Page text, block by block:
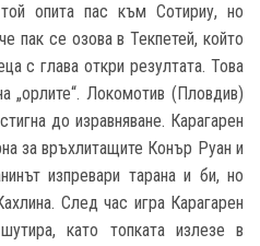
опита пас към Сотириу, но
пак се озова в Текпетей, който
с глава откри резултата. Това
„орлите“. Локомотив (Пловдив)
до изравняване. Карагарен
за връхлитащите Конър Руан и
изпревари тарана и би, но
След час игра Карагарен
като топката излезе в